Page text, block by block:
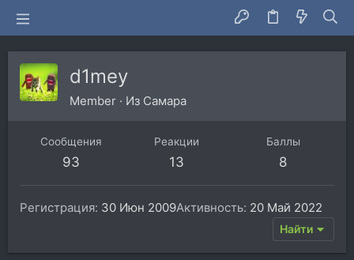
d1mey
Member · Из Самара
Сообщения
93
Реакции
13
Баллы
8
Регистрация 30 Июн 2009Активность 20 Май 2022
Найти